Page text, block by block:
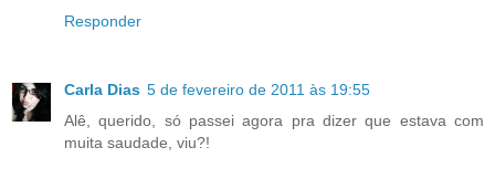
Responder
Carla Dias 5 de fevereiro de 2011 às 19:55
Alê, querido, só passei agora pra dizer que estava com
muita saudade, viu?!